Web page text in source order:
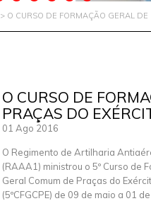
> O CURSO DE FORMAÇÃO GERAL
O CURSO DE
PRAÇAS DO
01 Ago 2016
O Regimento de Artilharia
(RAAA1) ministrou o 5º Curso de
Geral Comum de Praças do
(5ºCFGCPE) de 09 de maio a 01